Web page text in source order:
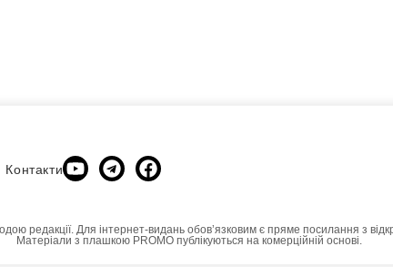
Контакти
редакції. Для інтернет-видань обовʼязковим є пряме посилання з
Матеріали з плашкою PROMO публікуються на комерційній основі.